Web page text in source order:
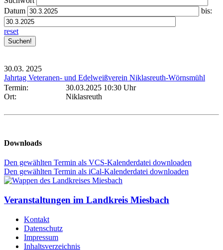
Datum
bis:
reset
30.03. 2025
Jahrtag Veteranen- und Edelweißverein Niklasreuth-Wörnsmühl
Termin:
30.03.2025 10:30 Uhr
Ort:
Niklasreuth
Downloads
Den gewählten Termin als VCS-Kalenderdatei downloaden
Den gewählten Termin als iCal-Kalenderdatei downloaden
Veranstaltungen im Landkreis Miesbach
Kontakt
Datenschutz
Impressum
Inhaltsverzeichnis